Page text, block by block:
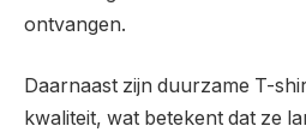
ontvangen.
Daarnaast zijn duurzame T-
kwaliteit, wat betekent dat ze